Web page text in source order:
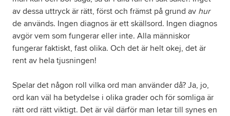
av dessa uttryck är rätt, först och främst på grund av hur
de används. Ingen diagnos är ett skällsord. Ingen diagnos
avgör vem som fungerar eller inte. Alla människor
fungerar faktiskt, fast olika. Och det är helt okej, det är
rent av hela tjusningen!
Spelar det någon roll vilka ord man använder då? Ja, jo,
ord kan väl ha betydelse i olika grader och för somliga är
rätt ord rätt viktigt. Det är väl därför man letar till synes en